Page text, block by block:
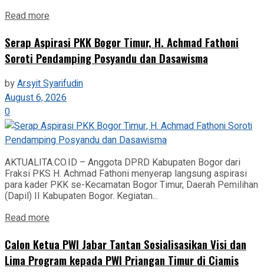
Read more
Serap Aspirasi PKK Bogor Timur, H. Achmad Fathoni
Soroti Pendamping Posyandu dan Dasawisma
byArsyit Syarifudin
August 6, 2026
0
AKTUALITA.CO.ID – Anggota DPRD Kabupaten Bogor dari
Fraksi PKS H. Achmad Fathoni menyerap langsung aspirasi
para kader PKK se-Kecamatan Bogor Timur, Daerah Pemilihan
(Dapil) II Kabupaten Bogor. Kegiatan...
Read more
Calon Ketua PWI Jabar Tantan Sosialisasikan Visi dan
Lima Program kepada PWI Priangan Timur di Ciamis